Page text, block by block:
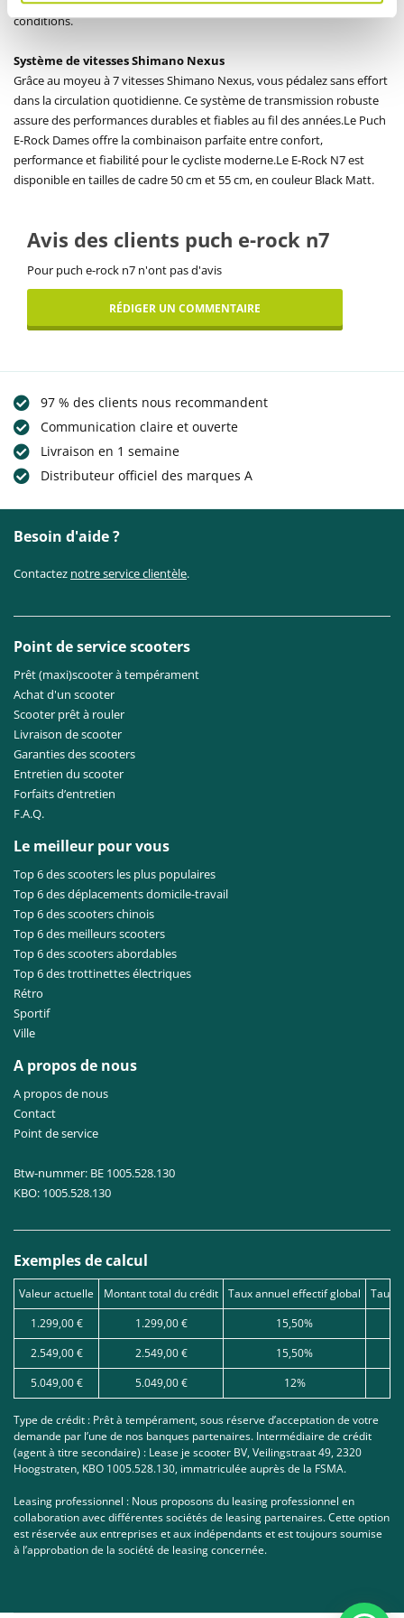
conditions.
Système de vitesses Shimano Nexus
Grâce au moyeu à 7 vitesses Shimano Nexus, vous pédalez sans effort
dans la circulation quotidienne. Ce système de transmission robuste
assure des performances durables et fiables au fil des années.Le Puch
E-Rock Dames offre la combinaison parfaite entre confort,
performance et fiabilité pour le cycliste moderne.Le E-Rock N7 est
disponible en tailles de cadre 50 cm et 55 cm, en couleur Black Matt.
Avis des clients puch e-rock n7
Pour puch e-rock n7 n'ont pas d'avis
RÉDIGER UN COMMENTAIRE
97 % des clients nous recommandent
Communication claire et ouverte
Livraison en 1 semaine
Distributeur officiel des marques A
Besoin d'aide ?
Contactez notre service clientèle.
Point de service scooters
Prêt (maxi)scooter à tempérament
Achat d'un scooter
Scooter prêt à rouler
Livraison de scooter
Garanties des scooters
Entretien du scooter
Forfaits d’entretien
F.A.Q.
Le meilleur pour vous
Top 6 des scooters les plus populaires
Top 6 des déplacements domicile-travail
Top 6 des scooters chinois
Top 6 des meilleurs scooters
Top 6 des scooters abordables
Top 6 des trottinettes électriques
Rétro
Sportif
Ville
A propos de nous
A propos de nous
Contact
Point de service
Btw-nummer: BE 1005.528.130
KBO: 1005.528.130
Exemples de calcul
Valeur actuelle Montant total du crédit Taux annuel effectif global
Taux
1.299,00 €
1.299,00 €
15,50%
2.549,00 €
2.549,00 €
15,50%
5.049,00 €
5.049,00 € 12%
Type de crédit : Prêt à tempérament, sous réserve d’acceptation de votre
demande par l’une de nos banques partenaires. Intermédiaire de crédit
(agent à titre secondaire) : Lease je scooter BV, Veilingstraat 49, 2320
Hoogstraten, KBO 1005.528.130, immatriculée auprès de la FSMA.
Leasing professionnel : Nous proposons du leasing professionnel en
collaboration avec différentes sociétés de leasing partenaires. Cette option
est réservée aux entreprises et aux indépendants et est toujours soumise
à l’approbation de la société de leasing concernée.